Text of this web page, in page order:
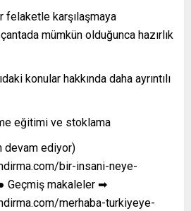
felaketle karşılaşmaya
mümkün olduğunca hazırlık
konular hakkında daha ayrıntılı
eğitimi ve stoklama
devam ediyor)
bir-insani-neye-
Geçmiş makaleler ➡
merhaba-turkiyeye-